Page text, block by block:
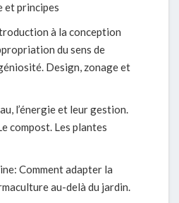
et principes
à la conception
du sens de
Design, zonage et
l’énergie et leur gestion.
compost. Les plantes
Comment adapter la
au-delà du jardin.